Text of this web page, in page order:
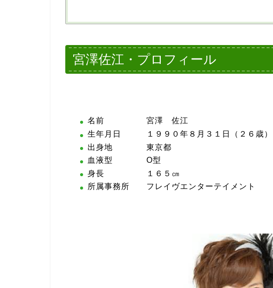
宮澤佐江・プロフィール
名前 宮澤 佐江
生年月日 １９９０年８月３１日（２６歳）
出身地 東京都
血液型 O型
身長 １６５㎝
所属事務所 フレイヴエンターテイメント